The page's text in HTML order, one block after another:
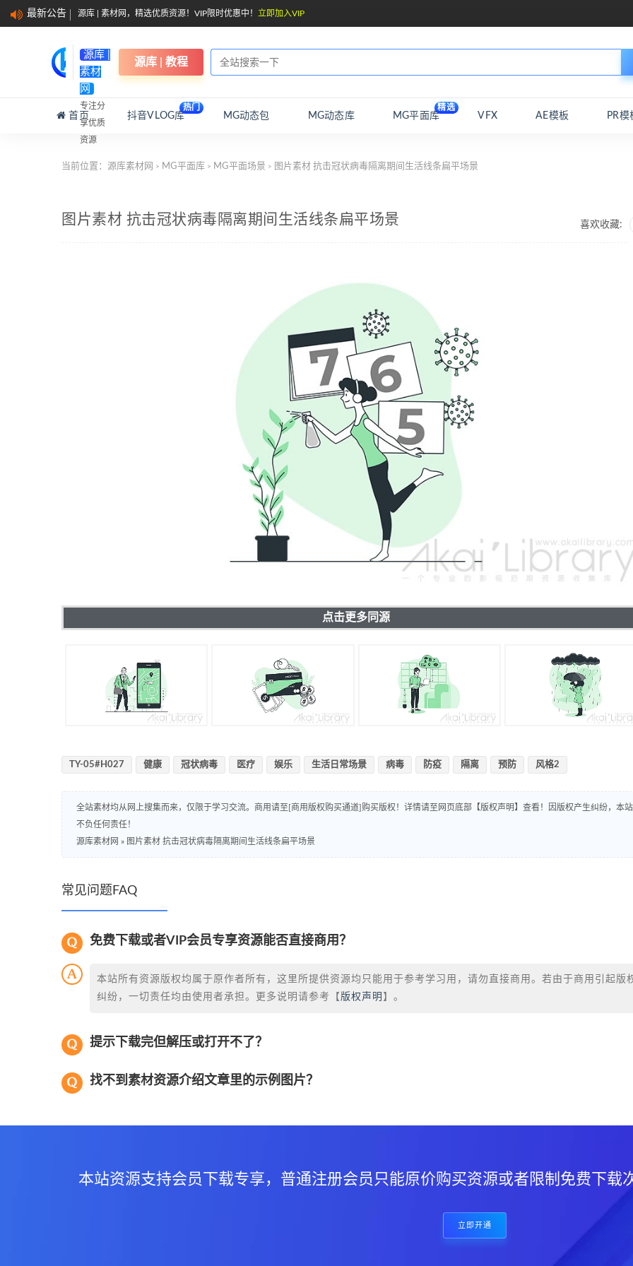
最新公告 源库 | 素材网，精选优质资源！VIP限时优惠中！ 立即加入VIP
源库 |
素材
网
专注分
享优质
资源
源库 | 教程
首页 抖音VLOG库
热门
MG动态包 MG动态库 MG平面库
精选
VFX AE模板 PR模
当前位置： 源库素材网 > MG平面库 > MG平面场景 > 图片素材 抗击冠状病毒隔离期间生活线条扁平场景
喜欢收藏:
图片素材 抗击冠状病毒隔离期间生活线条扁平场景
点击更多同源
TY-05#H027 健康 冠状病毒 医疗 娱乐 生活日常场景 病毒 防疫 隔离 预防 风格2
全站素材均从网上搜集而来，仅限于学习交流。商用请至[商用版权购买通道]购买版权！详情请至网页底部【版权声明】查看！因版权产生纠纷，本站
不负任何责任！
源库素材网 » 图片素材 抗击冠状病毒隔离期间生活线条扁平场景
常见问题FAQ
免费下载或者VIP会员专享资源能否直接商用？
本站所有资源版权均属于原作者所有，这里所提供资源均只能用于参考学习用，请勿直接商用。若由于商用引起版
纠纷，一切责任均由使用者承担。更多说明请参考【 版权声明 】。
提示下载完但解压或打开不了？
找不到素材资源介绍文章里的示例图片？
本站资源支持会员下载专享，普通注册会员只能原价购买资源或者限制免费下载
立即开通